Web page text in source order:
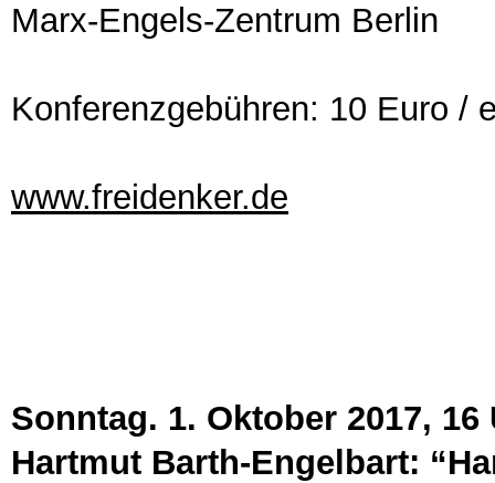
Marx-Engels-Zentrum Berlin
Konferenzgebühren: 10 Euro /
www.freidenker.de
Sonntag. 1. Oktober 2017, 16
Hartmut Barth-Engelbart: